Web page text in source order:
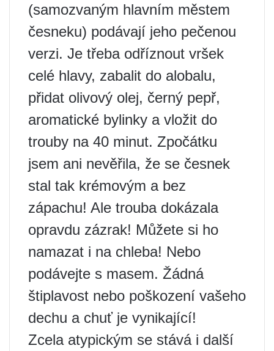
(samozvaným hlavním městem
česneku) podávají jeho pečenou
verzi. Je třeba odříznout vršek
celé hlavy, zabalit do alobalu,
přidat olivový olej, černý pepř,
aromatické bylinky a vložit do
trouby na 40 minut. Zpočátku
jsem ani nevěřila, že se česnek
stal tak krémovým a bez
zápachu! Ale trouba dokázala
opravdu zázrak! Můžete si ho
namazat i na chleba! Nebo
podávejte s masem. Žádná
štiplavost nebo poškození vašeho
dechu a chuť je vynikající!
Zcela atypickým se stává i další